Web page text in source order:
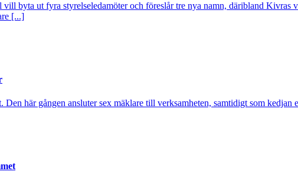
byta ut fyra styrelseledamöter och föreslår tre nya namn, däribland
[...]
här gången ansluter sex mäklare till verksamheten, samtidigt som